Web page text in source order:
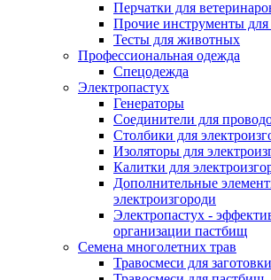
Перчатки для
Прочие инструменты для
Тесты для животных
Профессиональная одежда
Cпецодежда
Электропастух
Генераторы
Соединители для
Столбики для
Изоляторы для
Калитки для
Дополнительные
электроизгороди
Электропастух -
организации пастбищ
Семена многолетних трав
Травосмеси для